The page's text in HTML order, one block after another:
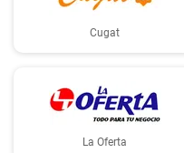
Cugat
La Oferta